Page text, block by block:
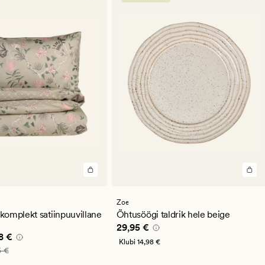
satiinpuuvillane
pris_ee
€
€
Zoe
Õhtusöögi taldrik hele beige
Pris_ee 29,95 €
29,95 €
Klubi 14,98 €